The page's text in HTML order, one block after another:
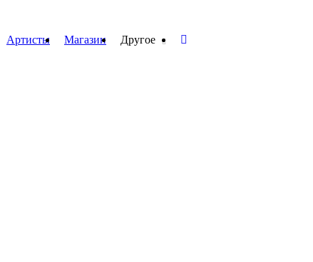
Артисты Магазин Другое